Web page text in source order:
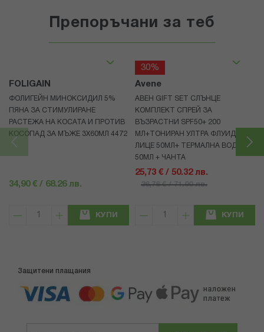
Препоръчани за теб
FOLIGAIN
ФОЛИГЕЙН МИНОКСИДИЛ 5%
ПЯНА ЗА СТИМУЛИРАНЕ
РАСТЕЖА НА КОСАТА И ПРОТИВ
КОСОПАД ЗА МЪЖЕ 3X60МЛ 4472
34,90 € / 68.26 лв.
КУПИ
30%
Avene
АВЕН GIFT SET СЛЪНЦЕ
КОМПЛЕКТ СПРЕЙ ЗА
ВЪЗРАСТНИ SPF50+ 200
МЛ+ТОНИРАН УЛТРА ФЛУИД ЗА
ЛИЦЕ 50МЛ+ ТЕРМАЛНА ВОДА
50МЛ + ЧАНТА
25,73 € / 50.32 лв.
36,76 € / 71.90 лв.
КУПИ
Защитени плащания